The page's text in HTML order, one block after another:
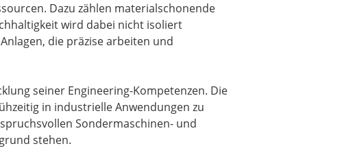
Dazu zählen materialschonende
wird dabei nicht isoliert
die präzise arbeiten und
seiner Engineering-Kompetenzen. Die
in industrielle Anwendungen zu
Sondermaschinen- und
stehen.